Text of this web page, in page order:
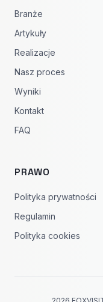
Branże
Artykuły
Realizacje
Nasz proces
Wyniki
Kontakt
FAQ
PRAWO
Polityka prywatności
Regulamin
Polityka cookies